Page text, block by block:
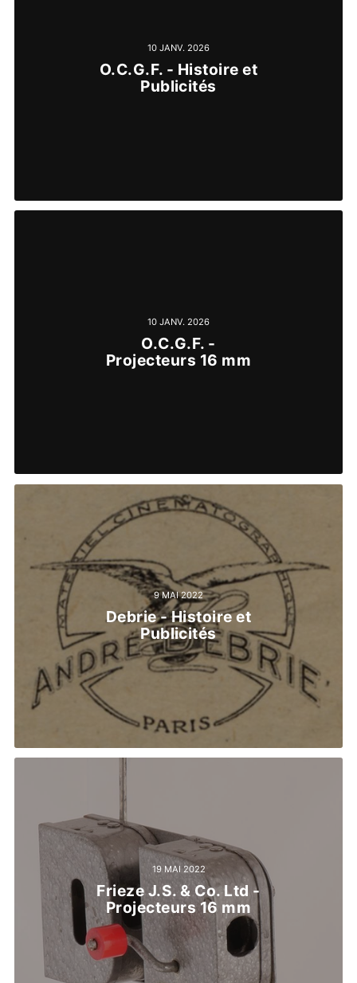
10 JANV. 2026
O.C.G.F. - Histoire et
Publicités
10 JANV. 2026
O.C.G.F. -
Projecteurs 16 mm
9 MAI 2022
Debrie - Histoire et
Publicités
19 MAI 2022
Frieze J.S. & Co. Ltd -
Projecteurs 16 mm